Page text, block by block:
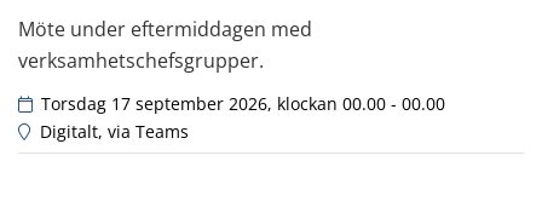
Möte under eftermiddagen med
verksamhetschefsgrupper.
Torsdag 17 september 2026, klockan 00.00 - 00.00
Digitalt, via Teams